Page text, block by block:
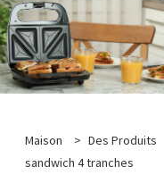
Maison > Des Produits
sandwich 4 tranches